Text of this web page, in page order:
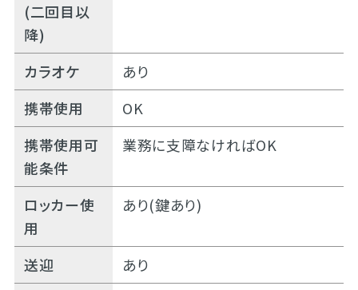
(二回目以
降)
カラオケ
あり
携帯使用
OK
携帯使用可
能条件
業務に支障なければOK
ロッカー使
用
あり(鍵あり)
送迎
あり